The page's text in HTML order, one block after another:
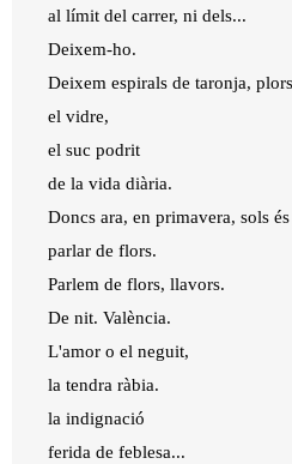
al límit del carrer, ni dels...
Deixem-ho.
Deixem espirals de taronja,
el vidre,
el suc podrit
de la vida diària.
Doncs ara, en primavera, sols
parlar de flors.
Parlem de flors, llavors.
De nit. València.
L'amor o el neguit,
la tendra ràbia.
la indignació
ferida de feblesa...